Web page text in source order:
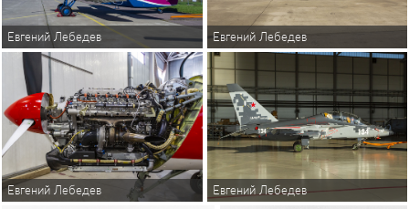
Евгений Лебедев Евгений Лебедев
Евгений Лебедев Евгений Лебедев